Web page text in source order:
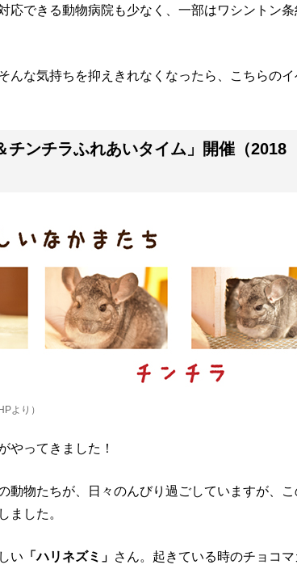
応できる動物病院も少なく、一部はワシントン条
んな気持ちを抑えきれなくなったら、こちらのイ
チンチラふれあいタイム」開催（2018
より）
やってきました！
動物たちが、日々のんびり過ごしていますが、こ
ました。
い 「ハリネズミ」 さん。起きている時のチョコマ